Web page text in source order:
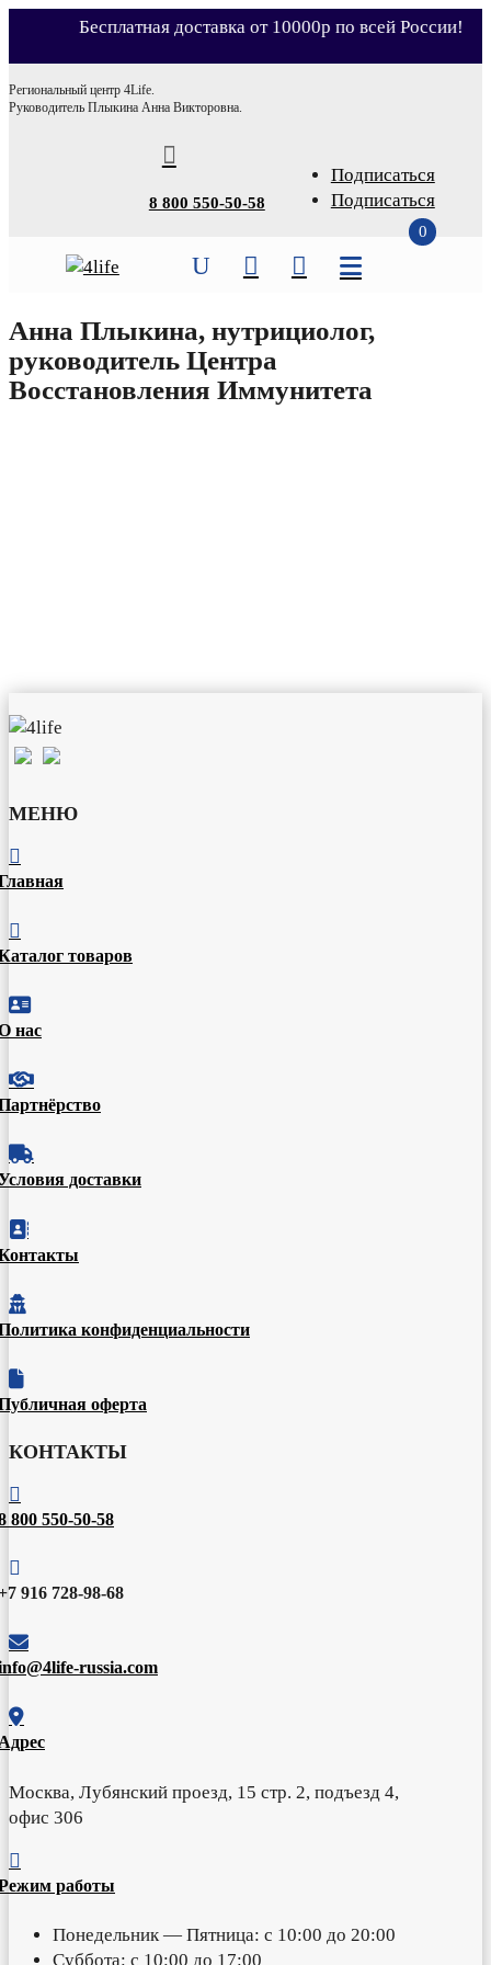
Бесплатная доставка от 10000р по всей России!
Региональный центр 4Life.
Руководитель Плыкина Анна Викторовна.
Подписаться
Подписаться

8 800 550-50-58
U  
0

Магазин
О компании
Сертификаты
Видео
Условия доставки
Контакты
Анна Плыкина, нутрициолог,
руководитель Центра
Восстановления Иммунитета
МЕНЮ


товаров

нас


доставки


конфиденциальности

оферта
КОНТАКТЫ

800 550-50-58

916 728-98-68

russia.com

Москва, Лубянский проезд, 15 стр. 2, подъезд 4,
офис 306

работы
Понедельник — Пятница: с 10:00 до 20:00
Суббота: с 10:00 до 17:00